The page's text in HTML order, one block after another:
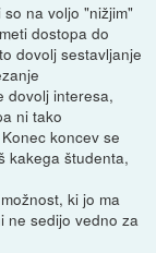
na voljo "nižjim"
dostopa do
dovolj sestavljanje
dovolj interesa,
ni tako
koncev se
kakega študenta,
ki jo ma
ne sedijo vedno za